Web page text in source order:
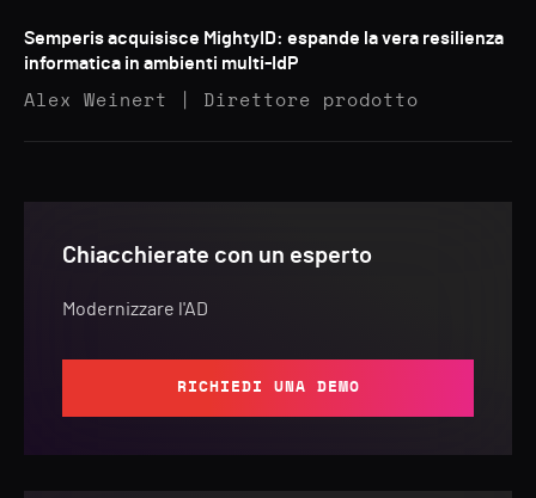
Semperis acquisisce MightyID: espande la vera resilienza
informatica in ambienti multi-IdP
Alex Weinert | Direttore prodotto
Chiacchierate con un esperto
Modernizzare l'AD
RICHIEDI UNA DEMO